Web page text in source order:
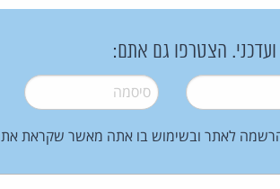
הצטרפו גם אתם:
סיסמה*
לאתר ובשימוש בו אתה מאשר שקראת את